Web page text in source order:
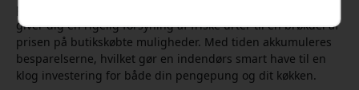
plantepod kan give måneder med kontinuerlig høst, hvilket
giver dig en rigelig forsyning af friske urter til en brøkdel af
prisen på butikskøbte muligheder. Med tiden akkumuleres
besparelserne, hvilket gør en indendørs smart have til en
klog investering for både din pengepung og dit køkken.